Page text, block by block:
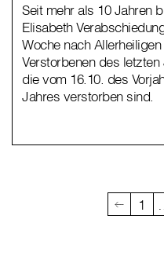
Seit mehr als 10 Jahren
Elisabeth
Woche nach
Verstorbenen des
die vom 16.10. des
Jahres verstorben sind.
1